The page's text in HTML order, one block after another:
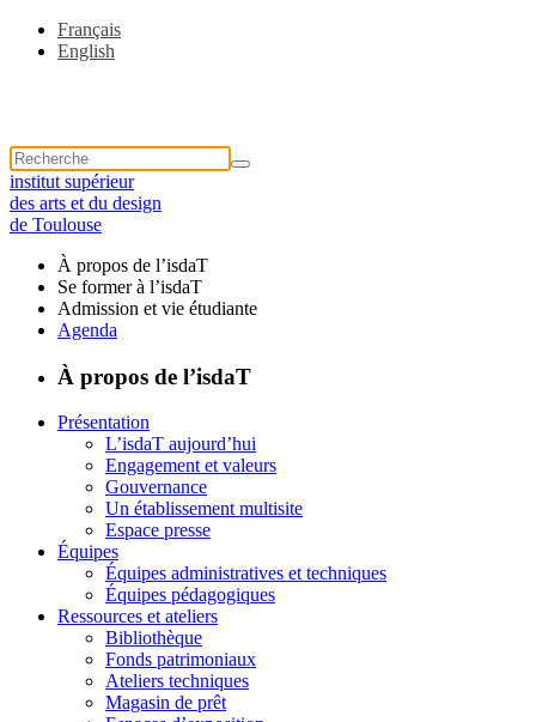
Français
English
institut supérieur
des arts et du design
de Toulouse
À propos de l’isdaT
Se former à l’isdaT
Admission et vie étudiante
Agenda
À propos de l’isdaT
Présentation
L’isdaT aujourd’hui
Engagement et valeurs
Gouvernance
Un établissement multisite
Espace presse
Équipes
Équipes administratives et techniques
Équipes pédagogiques
Ressources et ateliers
Bibliothèque
Fonds patrimoniaux
Ateliers techniques
Magasin de prêt